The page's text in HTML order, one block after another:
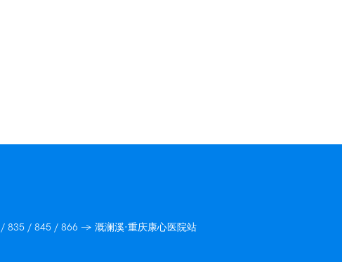
835 / 845 / 866 → 溉澜溪·重庆康心医院站